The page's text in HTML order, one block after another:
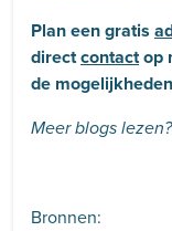
Plan een gratis
directcontactop
de
Meer blogs
Bronnen: